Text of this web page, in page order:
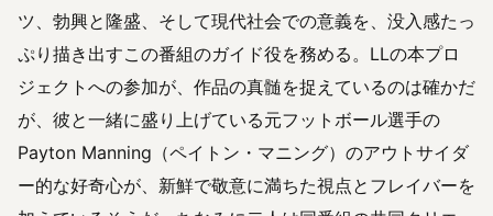
ツ、勃興と隆盛、そして現代社会での意義を、没入感たっ
ぷり描き出すこの番組のガイド役を務める。LLの本プロ
ジェクトへの参加が、作品の真髄を捉えているのは確かだ
が、彼と一緒に盛り上げている元フットボール選手の
Payton Manning（ペイトン・マニング）のアウトサイダ
ー的な好奇心が、新鮮で敬意に満ちた視点とフレイバーを